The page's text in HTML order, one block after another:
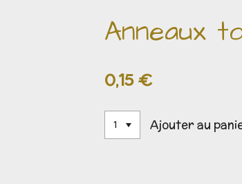
Anneaux
0,15 €
Ajouter au